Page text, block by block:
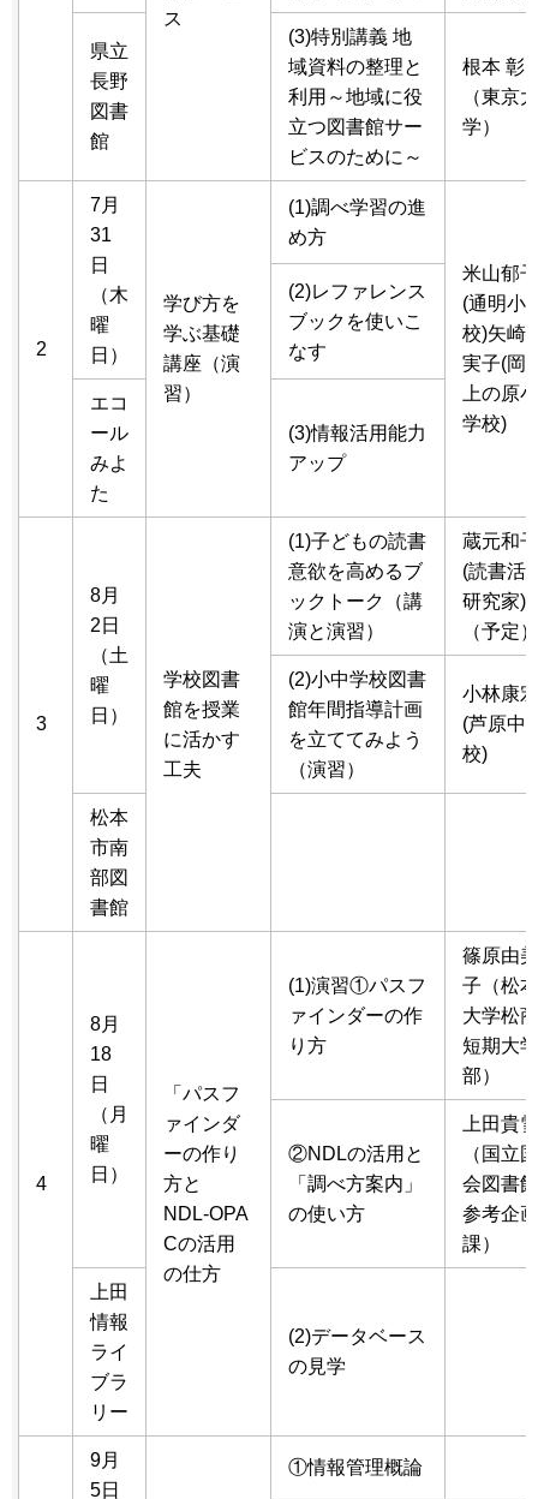
ス
県立
長野
図書
館
(3)特別講義 地
域資料の整理と
利用～地域に役
立つ図書館サー
ビスのために～
根本 彰
（東京大
学）
2
7月
31
日
（木
曜
日）
学び方を
学ぶ基礎
講座（演
習）
(1)調べ学習の進
め方
米山郁子
(通明小
校)矢崎
実子(岡
上の原小
学校)
(2)レファレンス
ブックを使いこ
なす
エコ
ール
みよ
た
(3)情報活用能力
アップ
3
8月
2日
（土
曜
日）
学校図書
館を授業
に活かす
工夫
(1)子どもの読書
意欲を高めるブ
ックトーク（講
演と演習）
蔵元和子
(読書活
研究家)
（予定）
(2)小中学校図書
館年間指導計画
を立ててみよう
（演習）
小林康宏
(芦原中
校)
松本
市南
部図
書館
4
8月
18
日
（月
曜
日）
「パスフ
ァインダ
ーの作り
方と
NDL-OPA
Cの活用
の仕方
(1)演習①パスフ
ァインダーの作
り方
篠原由美
子（松本
大学松商
短期大学
部）
②NDLの活用と
「調べ方案内」
の使い方
上田貴雪
（国立国
会図書館
参考企画
課）
上田
情報
ライ
ブラ
リー
(2)データベース
の見学
9月
5日
①情報管理概論